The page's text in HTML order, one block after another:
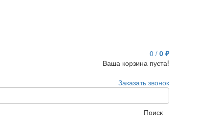
0 / 0 ₽
Ваша корзина пуста!
Заказать звонок
Поиск